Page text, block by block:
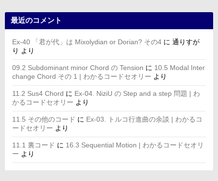
最近のコメント
Ex-40 「君が代」は Mixolydian or Dorian? その4 に 通りすが
り より
09.2 Subdominant minor Chord の Tension に 10.5 Modal Inter
change Chord その 1 | わかるコードセオリー より
11.2 Sus4 Chord に Ex-04. NiziU の Step and a step 問題 | わ
かるコードセオリー より
11.5 その他のコード に Ex-03. トルコ行進曲の余談 | わかるコ
ードセオリー より
11.1 裏コード に 16.3 Sequential Motion | わかるコードセオリ
ー より